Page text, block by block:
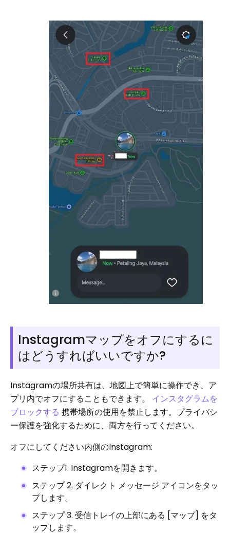
Instagramマップをオフにするに
はどうすればいいですか?
Instagramの場所共有は、地図上で簡単に操作でき、ア
プリ内でオフにすることもできます。 インスタグラムを
ブロックする 携帯場所の使用を禁止します。プライバシ
ー保護を強化するために、両方を行ってください。
オフにしてください内側のInstagram:
ステップ1. Instagramを開きます。
ステップ 2. ダイレクト メッセージ アイコンをタッ
プします。
ステップ 3. 受信トレイの上部にある [マップ] をタ
ップします。